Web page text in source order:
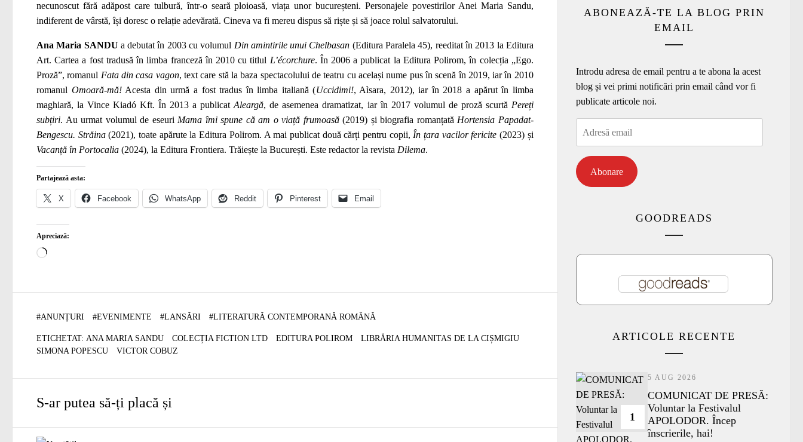
necunoscut fără adăpost care tulbură, într-o seară ploioasă, viața unor bucureșteni. Personajele povestirilor Anei Maria Sandu,
indiferent de vârstă, își doresc o relație adevărată. Cineva va fi mereu dispus să riște și să joace rolul salvatorului.
Ana Maria SANDU a debutat în 2003 cu volumul Din amintirile unui Chelbasan (Editura Paralela 45), reeditat în 2013 la Editura
Art. Cartea a fost tradusă în limba franceză în 2010 cu titlul L’écorchure. În 2006 a publicat la Editura Polirom, în colecția „Ego.
Proză”, romanul Fata din casa vagon, text care stă la baza spectacolului de teatru cu același nume pus în scenă în 2019, iar în 2010
romanul Omoară-mă!Acesta din urmă a fost tradus în limba italiană (Uccidimi!, Aìsara, 2012), iar în 2018 a apărut în limba
maghiară, la Vince Kiadó Kft. În 2013 a publicatAleargă, de asemenea dramatizat, iar în 2017 volumul de proză scurtă Pereți
subțiri. Au urmat volumul de eseuri Mama îmi spune că am o viață frumoasă(2019) și biografia romanțată Hortensia Papadat-
Bengescu. Străina(2021), toate apărute la Editura Polirom. A mai publicat două cărți pentru copii, În țara vacilor fericite (2023) și
Vacanță în Portocalia (2024), la Editura Frontiera. Trăiește la București. Este redactor la revista Dilema.
Partajează asta:
X Facebook WhatsApp Reddit Pinterest Email
Apreciază:
Încarc...
#ANUNȚURI #EVENIMENTE #LANSĂRI #LITERATURĂ CONTEMPORANĂ ROMÂNĂ
ETICHETAT: ANA MARIA SANDU COLECȚIA FICTION LTD EDITURA POLIROM
LIBRĂRIA HUMANITAS DE LA CIȘMIGIU
SIMONA POPESCU
VICTOR COBUZ
S-ar putea să-ți placă și
ABONEAZĂ-TE LA BLOG PRIN
EMAIL
Introdu adresa de email pentru a te abona la acest
blog și vei primi notificări prin email când vor fi
publicate articole noi.
Abonare
GOODREADS
ARTICOLE RECENTE
1
5 AUG 2026
COMUNICAT DE PRESĂ:
Voluntar la Festivalul
APOLODOR. Încep
înscrierile, hai!